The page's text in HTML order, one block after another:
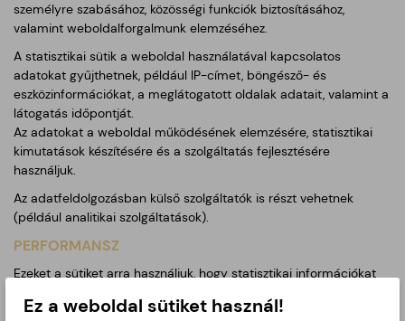
személyre szabásához, közösségi funkciók biztosításához,
valamint weboldalforgalmunk elemzéséhez.
A statisztikai sütik a weboldal használatával kapcsolatos
adatokat gyűjthetnek, például IP-címet, böngésző- és
eszközinformációkat, a meglátogatott oldalak adatait, valamint a
látogatás időpontját.
Az adatokat a weboldal működésének elemzésére, statisztikai
kimutatások készítésére és a szolgáltatás fejlesztésére
használjuk.
Az adatfeldolgozásban külső szolgáltatók is részt vehetnek
(például analitikai szolgáltatások).
PERFORMANSZ
Ezeket a sütiket arra használjuk, hogy statisztikai információkat
is nevezik.
Ez a weboldal sütiket használ!